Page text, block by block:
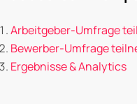
Arbeitgeber-Umfrage
Bewerber-Umfrage
Ergebnisse & Analytics